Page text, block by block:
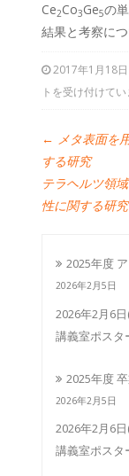
Ce2Co3Ge5の
結果と考察につ
2017年1月18日
トを受け付けて
← メタ表面を
する研究
テラヘルツ領
性に関する研究
2025年度
2026年2月5日
2026年2月6
講義室ポスタ
2025年度
2026年2月5日
2026年2月6
講義室ポスタ